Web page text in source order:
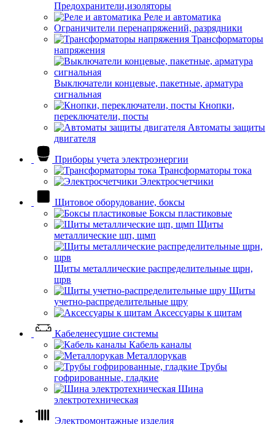
Предохранители,изоляторы
Реле и автоматика
Ограничители перенапряжений, разрядники
Трансформаторы
напряжения
Выключатели концевые, пакетные, арматура
сигнальная
Кнопки,
переключатели, посты
Автоматы защиты
двигателя
Приборы учета электроэнергии
Трансформаторы тока
Электросчетчики
Щитовое оборудование, боксы
Боксы пластиковые
Щиты
металлические щп, щмп
Щиты металлические распределительные щрн,
щрв
Щиты
учетно-распределительные щру
Аксессуары к щитам
Кабеленесущие системы
Кабель каналы
Металлорукав
Трубы
гофрированные, гладкие
Шина
электротехническая
Электромонтажные изделия